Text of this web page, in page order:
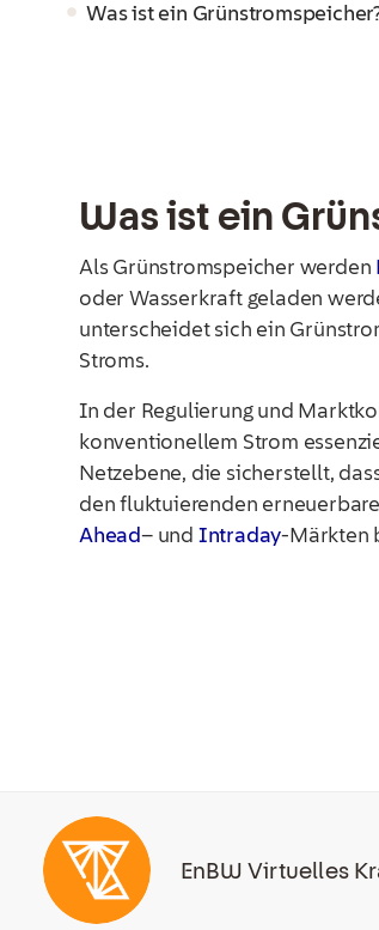
Was ist ein
Was ist ein
Als Grünstromspeicher werden
oder Wasserkraft geladen
unterscheidet sich ein
Stroms.
In der Regulierung und
konventionellem Strom
Netzebene, die sicherstellt,
den fluktuierenden
Ahead– und Intraday-Märkten
EnBW Virtuelles